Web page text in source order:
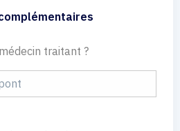
traitant ?